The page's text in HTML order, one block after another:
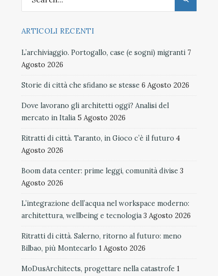
ARTICOLI RECENTI
L’archiviaggio. Portogallo, case (e sogni) migranti 7
Agosto 2026
Storie di città che sfidano se stesse 6 Agosto 2026
Dove lavorano gli architetti oggi? Analisi del
mercato in Italia 5 Agosto 2026
Ritratti di città. Taranto, in Gioco c’è il futuro 4
Agosto 2026
Boom data center: prime leggi, comunità divise 3
Agosto 2026
L’integrazione dell’acqua nel workspace moderno:
architettura, wellbeing e tecnologia 3 Agosto 2026
Ritratti di città. Salerno, ritorno al futuro: meno
Bilbao, più Montecarlo 1 Agosto 2026
MoDusArchitects, progettare nella catastrofe 1